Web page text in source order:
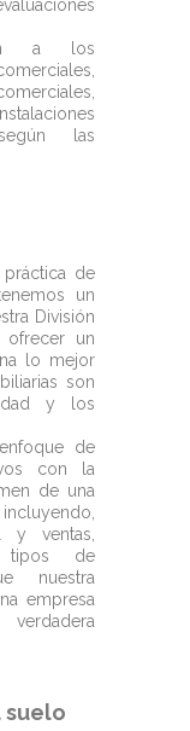
a los
las
de
un
División
ofrecer un
lo mejor
son
y los
de
con la
de una
y ventas,
tipos de
nuestra
empresa
suelo